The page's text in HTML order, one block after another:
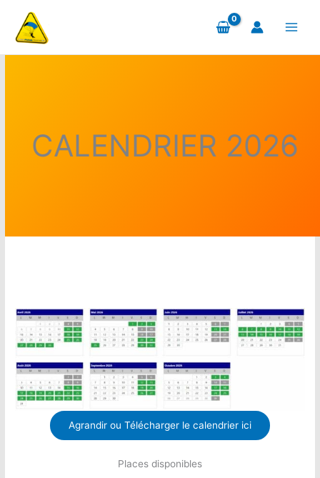
contenu
CALENDRIER 2026
Agrandir ou Télécharger le calendrier ici
Places disponibles